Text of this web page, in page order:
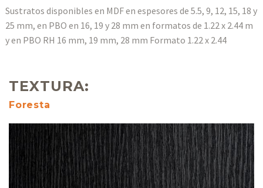
Sustratos disponibles en MDF en espesores de 5.5, 9, 12, 15, 18 y
25 mm, en PBO en 16, 19 y 28 mm en formatos de 1.22 x 2.44 m
y en PBO RH 16 mm, 19 mm, 28 mm Formato 1.22 x 2.44
TEXTURA:
Foresta